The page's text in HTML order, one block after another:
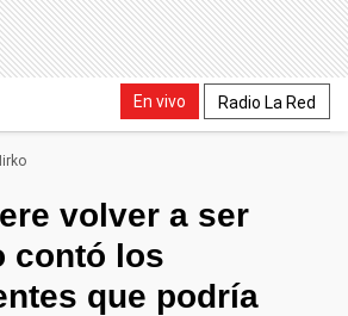
En vivo Radio La Red
volver a ser
contó los
que podría